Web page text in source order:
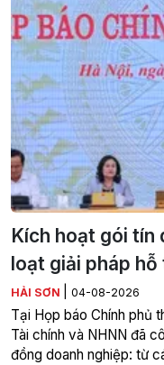
Kích hoạt gói tín
loạt giải pháp
HẢI SƠN 04-08-2026
Tại Họp báo Chính phủ
Tài chính và NHNN đã
đồng doanh nghiệp: từ